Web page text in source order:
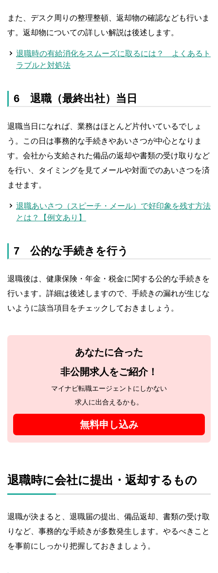
また、デスク周りの整理整頓、返却物の確認なども行いま
す。返却物についての詳しい解説は後述します。
退職時の有給消化をスムーズに取るには？ よくあるト
ラブルと対処法
6 退職（最終出社）当日
退職当日になれば、業務はほとんど片付いているでしょ
う。この日は事務的な手続きやあいさつが中心となりま
す。会社から支給された備品の返却や書類の受け取りなど
を行い、タイミングを見てメールや対面でのあいさつを済
ませます。
退職あいさつ（スピーチ・メール）で好印象を残す方法
とは？【例文あり】
7 公的な手続きを行う
退職後は、健康保険・年金・税金に関する公的な手続きを
行います。詳細は後述しますので、手続きの漏れが生じな
いように該当項目をチェックしておきましょう。
あなたに合った
非公開求人をご紹介！
マイナビ転職エージェントにしかない
求人に出合えるかも。
無料申し込み
退職時に会社に提出・返却するもの
退職が決まると、退職届の提出、備品返却、書類の受け取
りなど、事務的な手続きが多数発生します。やるべきこと
を事前にしっかり把握しておきましょう。